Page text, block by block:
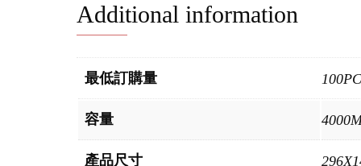
Additional information
最低訂購量
容量
產品尺寸